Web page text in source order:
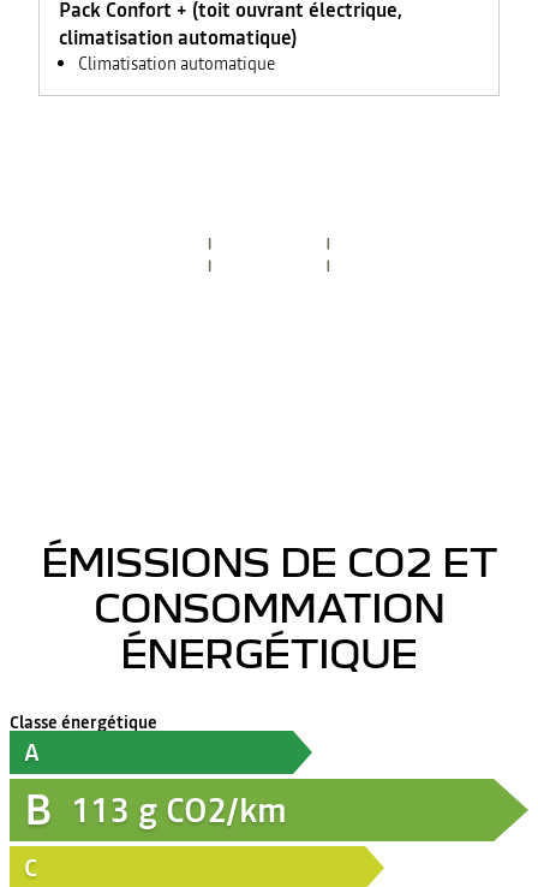
Pack Confort + (toit ouvrant électrique,
climatisation automatique)
Climatisation automatique
ÉMISSIONS DE CO2 ET
CONSOMMATION
ÉNERGÉTIQUE
Classe énergétique
A
B 113 g CO2/km
C